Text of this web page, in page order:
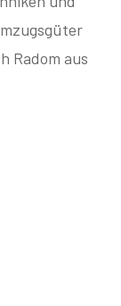
Radom aus